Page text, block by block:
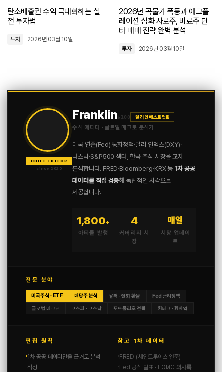
탄소배출권 수익 극대화하는 실
전 투자법
투자 2026년 03월 10일
2026년 곡물가 폭등과 애그플
레이션 심화 사료주, 비료주 단
타 매매 전략 완벽 분석
투자 2026년 03월 10일
CHIEF EDITOR
since 2020
Franklin$100 달러 인베스트먼트
수석 에디터 · 글로벌 매크로 분석가
미국 연준(Fed) 통화정책·달러 인덱스(DXY)·
나스닥·S&P500 섹터, 한국 주식 시장을 교차
분석합니다. FRED·Bloomberg·KRX 등 1차 공공
데이터를 직접 검증해 독립적인 시각으로
제공합니다.
1,800+
아티클 발행
4
커버리지 시
장
매일
시장 업데이
트
전문 분야
미국주식 · ETF 배당주 분석 달러 · 엔화 환율 Fed 금리정책
글로벌 매크로 코스피 · 코스닥 포트폴리오 전략 환테크 · 환차익
편집 원칙
1차 공공 데이터만을 근거로 분석
작성
참고 1차 데이터
FRED (세인트루이스 연준)
Fed 공식 발표 · FOMC 의사록